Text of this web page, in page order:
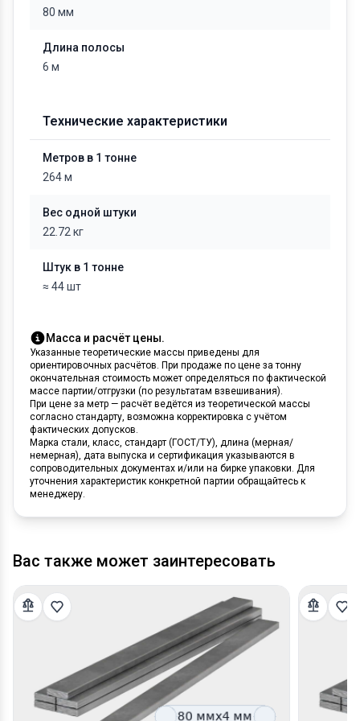
80 мм
Длина полосы
6 м
Технические характеристики
Метров в 1 тонне
264 м
Вес одной штуки
22.72 кг
Штук в 1 тонне
≈ 44 шт
Масса и расчёт цены.
Указанные теоретические массы приведены для
ориентировочных расчётов. При продаже по цене за тонну
окончательная стоимость может определяться по фактической
массе партии/отгрузки (по результатам взвешивания).
При цене за метр — расчёт ведётся из теоретической массы
согласно стандарту, возможна корректировка с учётом
фактических допусков.
Марка стали, класс, стандарт (ГОСТ/ТУ), длина (мерная/
немерная), дата выпуска и сертификация указываются в
сопроводительных документах и/или на бирке упаковки. Для
уточнения характеристик конкретной партии обращайтесь к
менеджеру.
Вас также может заинтересовать